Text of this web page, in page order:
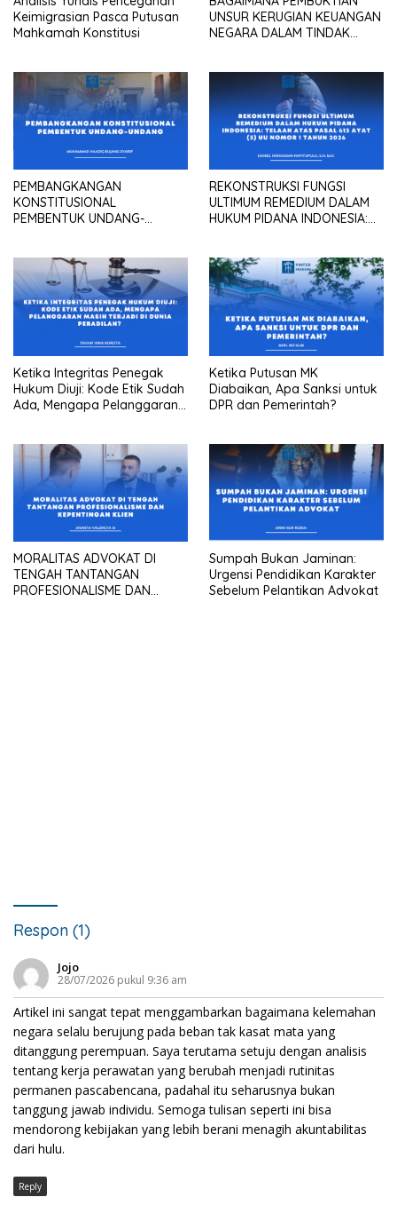
Keimigrasian Pasca Putusan
Mahkamah Konstitusi
UNSUR KERUGIAN KEUANGAN
NEGARA DALAM TINDAK
PEMBANGKANGAN
KONSTITUSIONAL
PEMBENTUK UNDANG-
REKONSTRUKSI FUNGSI
ULTIMUM REMEDIUM DALAM
HUKUM PIDANA INDONESIA:
Ketika Integritas Penegak
Hukum Diuji: Kode Etik Sudah
Ada, Mengapa Pelanggaran
Ketika Putusan MK
Diabaikan, Apa Sanksi untuk
DPR dan Pemerintah?
MORALITAS ADVOKAT DI
TENGAH TANTANGAN
PROFESIONALISME DAN
Sumpah Bukan Jaminan:
Urgensi Pendidikan Karakter
Sebelum Pelantikan Advokat
Respon (1)
Jojo
28/07/2026 pukul 9:36 am
Artikel ini sangat tepat menggambarkan bagaimana kelemahan
negara selalu berujung pada beban tak kasat mata yang
ditanggung perempuan. Saya terutama setuju dengan analisis
tentang kerja perawatan yang berubah menjadi rutinitas
permanen pascabencana, padahal itu seharusnya bukan
tanggung jawab individu. Semoga tulisan seperti ini bisa
mendorong kebijakan yang lebih berani menagih akuntabilitas
dari hulu.
Reply